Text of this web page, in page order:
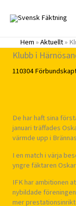
innehåll
Hem»Aktuellt»
Klubb i
110304
De har haft sina
januari träffades
värmde upp i
I en match i värja
yngre fäktaren
IFK har ambitionen
nybildade
mer